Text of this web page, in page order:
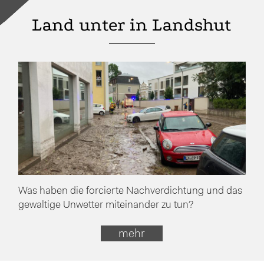
Land unter in Landshut
Was haben die forcierte Nachverdichtung und das
gewaltige Unwetter miteinander zu tun?
mehr